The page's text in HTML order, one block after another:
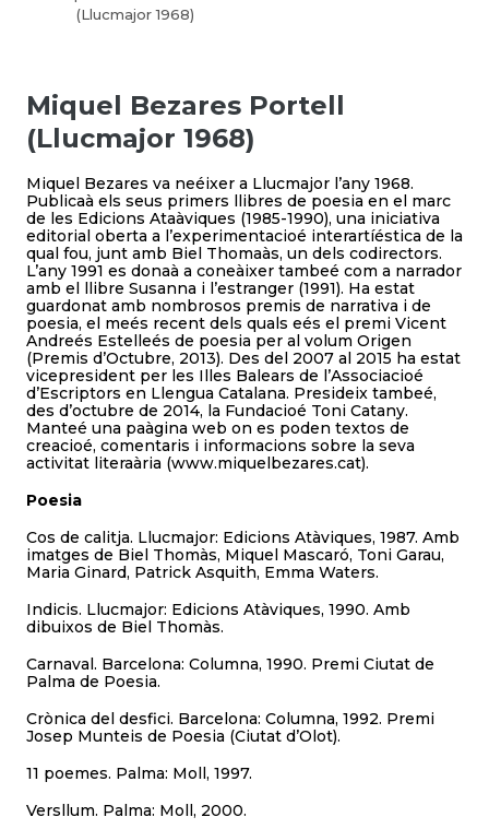
(Llucmajor 1968)
Miquel Bezares Portell
(Llucmajor 1968)
Miquel Bezares va neéixer a Llucmajor l’any 1968.
Publicaà els seus primers llibres de poesia en el marc
de les Edicions Ataàviques (1985-1990), una iniciativa
editorial oberta a l’experimentacioé interartíéstica de la
qual fou, junt amb Biel Thomaàs, un dels codirectors.
L’any 1991 es donaà a coneàixer tambeé com a narrador
amb el llibre Susanna i l’estranger (1991). Ha estat
guardonat amb nombrosos premis de narrativa i de
poesia, el meés recent dels quals eés el premi Vicent
Andreés Estelleés de poesia per al volum Origen
(Premis d’Octubre, 2013). Des del 2007 al 2015 ha estat
vicepresident per les Illes Balears de l’Associacioé
d’Escriptors en Llengua Catalana. Presideix tambeé,
des d’octubre de 2014, la Fundacioé Toni Catany.
Manteé una paàgina web on es poden textos de
creacioé, comentaris i informacions sobre la seva
activitat literaària (www.miquelbezares.cat).
Poesia
Cos de calitja. Llucmajor: Edicions Atàviques, 1987. Amb
imatges de Biel Thomàs, Miquel Mascaró, Toni Garau,
Maria Ginard, Patrick Asquith, Emma Waters.
Indicis. Llucmajor: Edicions Atàviques, 1990. Amb
dibuixos de Biel Thomàs.
Carnaval. Barcelona: Columna, 1990. Premi Ciutat de
Palma de Poesia.
Crònica del desfici. Barcelona: Columna, 1992. Premi
Josep Munteis de Poesia (Ciutat d’Olot).
11 poemes. Palma: Moll, 1997.
Versllum. Palma: Moll, 2000.